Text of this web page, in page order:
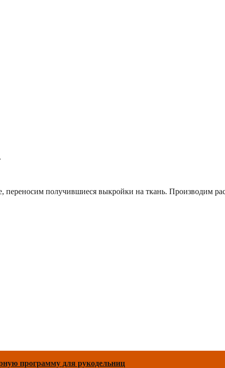
получившиеся выкройки на ткань. Производим
программу для рукодельниц